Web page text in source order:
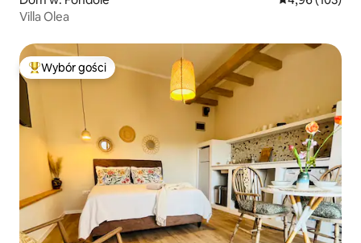
Villa Olea
Najpopularniejsze z kategorii Wybór gości
Wybór gości